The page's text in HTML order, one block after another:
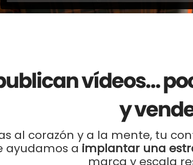
vídeos…
y
al corazón y a la mente, tu
ayudamos a implantar una